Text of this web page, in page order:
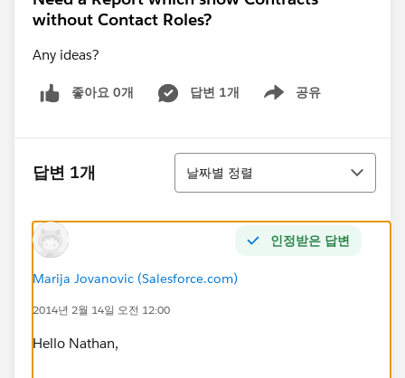
without Contact Roles?
Any ideas?
좋아요 0개 답변 1개 공유
Show menu
답변 1개
정렬
날짜별 정렬
인정받은 답변
Marija Jovanovic (Salesforce.com)
2014년 2월 14일 오전 12:00
Hello Nathan,